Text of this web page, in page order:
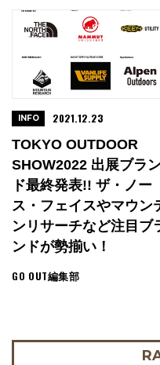
TOKYO OUTDOOR
SHOW2022 出展ブラ
ド最終発表!! ザ・ノー
ス・フェイスやマウン
ンリサーチなど注目ブ
ンドが勢揃い！
GO OUT編集部
INFO 2021.12.23